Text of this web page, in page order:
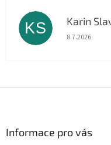
KS Karin
Hodnocení
8.7.2026
Informace pro vás